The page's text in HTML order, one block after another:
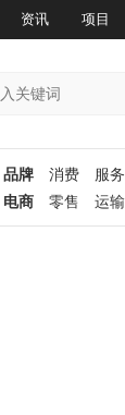
资讯 项目
品牌 消费 服务
电商
零售 运输